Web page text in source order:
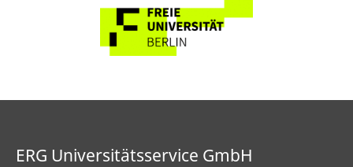
ERG Universitätsservice GmbH